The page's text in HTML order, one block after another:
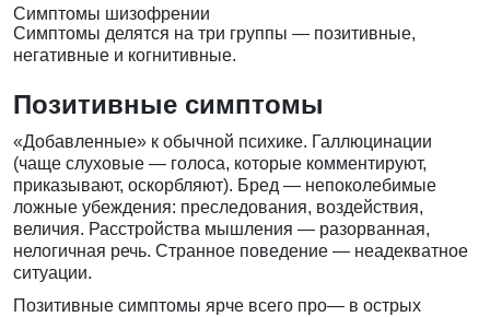
Симптомы шизофрении
Симптомы делятся на три группы — позитивные,
негативные и когнитивные.
Позитивные симптомы
«Добавленные» к обычной психике. Галлюцинации
(чаще слуховые — голоса, которые комментируют,
приказывают, оскорбляют). Бред — непоколебимые
ложные убеждения: преследования, воздействия,
величия. Расстройства мышления — разорванная,
нелогичная речь. Странное поведение — неадекватное
ситуации.
Позитивные симптомы ярче всего про— в острых